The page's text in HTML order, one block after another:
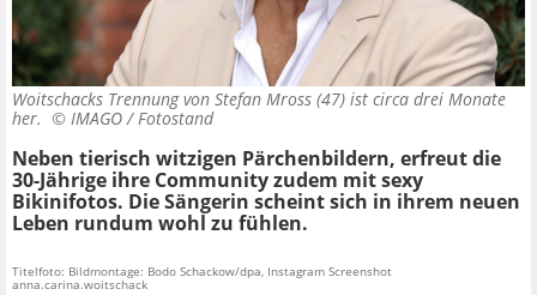
Woitschacks Trennung von Stefan Mross (47) ist circa drei Monate
her. © IMAGO / Fotostand
Neben tierisch witzigen Pärchenbildern, erfreut die
30-Jährige ihre Community zudem mit sexy
Bikinifotos. Die Sängerin scheint sich in ihrem neuen
Leben rundum wohl zu fühlen.
Titelfoto: Bildmontage: Bodo Schackow/dpa, Instagram Screenshot
anna.carina.woitschack